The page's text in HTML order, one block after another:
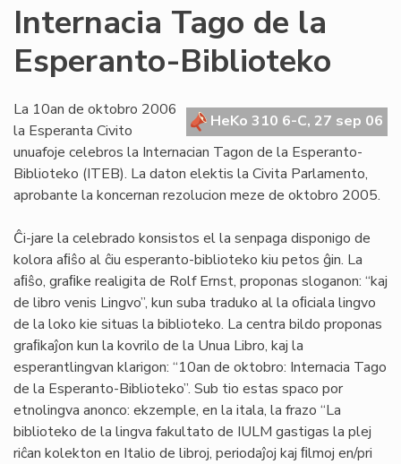
Internacia Tago de la
Esperanto-Biblioteko
HeKo 310 6-C, 27 sep 06
La 10an de oktobro 2006
la Esperanta Civito
unuafoje celebros la Internacian Tagon de la Esperanto-
Biblioteko (ITEB). La daton elektis la Civita Parlamento,
aprobante la koncernan rezolucion meze de oktobro 2005.
Ĉi-jare la celebrado konsistos el la senpaga disponigo de
kolora aﬁŝo al ĉiu esperanto-biblioteko kiu petos ĝin. La
aﬁŝo, graﬁke realigita de Rolf Ernst, proponas sloganon: “kaj
de libro venis Lingvo”, kun suba traduko al la oﬁciala lingvo
de la loko kie situas la biblioteko. La centra bildo proponas
graﬁkaĵon kun la kovrilo de la Unua Libro, kaj la
esperantlingvan klarigon: “10an de oktobro: Internacia Tago
de la Esperanto-Biblioteko”. Sub tio estas spaco por
etnolingva anonco: ekzemple, en la itala, la frazo “La
biblioteko de la lingva fakultato de IULM gastigas la plej
riĉan kolekton en Italio de libroj, periodaĵoj kaj ﬁlmoj en/pri